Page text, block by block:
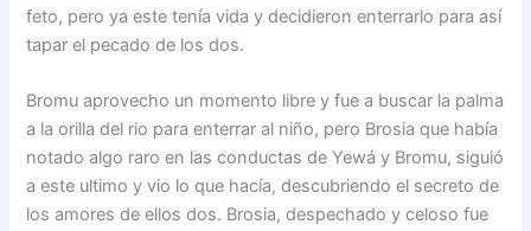
feto, pero ya este tenía vida y decidieron enterrarlo para así
tapar el pecado de los dos.
Bromu aprovecho un momento libre y fue a buscar la palma
a la orilla del rio para enterrar al niño, pero Brosia que había
notado algo raro en las conductas de Yewá y Bromu, siguió
a este ultimo y vio lo que hacía, descubriendo el secreto de
los amores de ellos dos. Brosia, despechado y celoso fue